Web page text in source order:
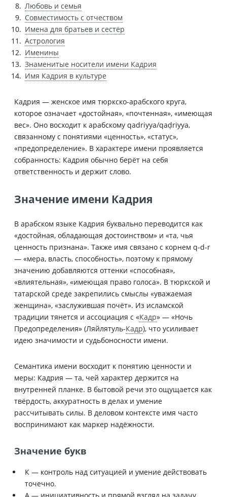
Любовь и семья
Совместимость с отчеством
Имена для братьев и сестёр
Астрология
Именины
Знаменитые носители имени Кадрия
Имя Кадрия в культуре
Кадрия — женское имя тюркско-арабского круга,
которое означает «достойная», «почтенная», «имеющая
вес». Оно восходит к арабскому qadriyyа/qaḍriyya,
связанному с понятиями «ценность», «статус»,
«предопределение». В характере имени проявляется
собранность: Кадрия обычно берёт на себя
ответственность и держит слово.
Значение имени Кадрия
В арабском языке Кадрия буквально переводится как
«достойная, обладающая достоинством» и «та, чья
ценность признана». Также имя связано с корнем q-d-r
— «мера, власть, способность», поэтому к прямому
значению добавляются оттенки «способная»,
«влиятельная», «имеющая право голоса». В тюркской и
татарской среде закрепились смыслы «уважаемая
женщина», «заслужившая почёт». Из исламской
традиции тянется и ассоциация с «Кадр» — «Ночь
Предопределения» (Ляйлятуль-Кадр), что усиливает
идею значимости и судьбоносности имени.
Семантика имени восходит к понятию ценности и
меры: Кадрия — та, чей характер держится на
внутренней планке. В бытовой речи это ощущается как
твёрдость, аккуратность в делах и умение
рассчитывать силы. В деловом контексте имя часто
воспринимают как маркер надёжности.
Значение букв
К — контроль над ситуацией и умение действовать
точечно.